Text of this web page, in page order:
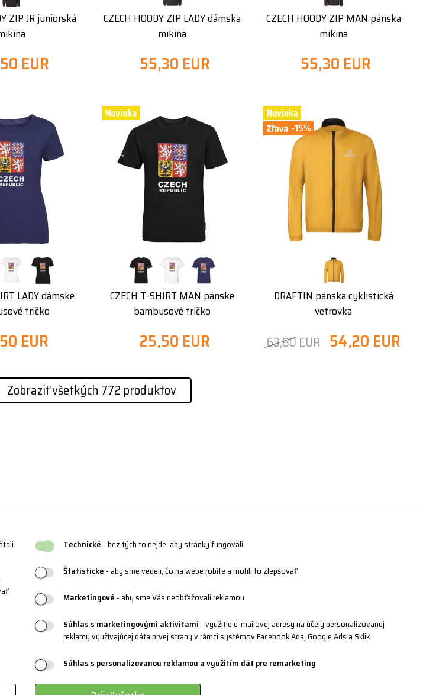
Technické- bez tých to nejde, aby stránky fungovali
Štatistické- aby sme vedeli, čo na webe robíte a mohli to zlepšovať
Marketingové- aby sme Vás neobťažovali reklamou
Súhlas s marketingovými aktivitami- využitie e-mailovej adresy na účely personalizovanej
reklamy využívajúcej dáta prvej strany v rámci systémov Facebook Ads, Google Ads a Sklik.
Súhlas s personalizovanou reklamou a využitím dát pre remarketing
ZIP JR juniorská
EUR
CZECH HOODY ZIP LADY dámska
mikina
55,30 EUR
CZECH HOODY ZIP MAN pánska
mikina
55,30 EUR
LADY dámske
tričko
EUR
CZECH T-SHIRT MAN pánske
bambusové tričko
25,50 EUR
-15%
DRAFTIN pánska cyklistická
vetrovka
63,80 EUR 54,20 EUR
Zobraziť všetkých 772 produktov